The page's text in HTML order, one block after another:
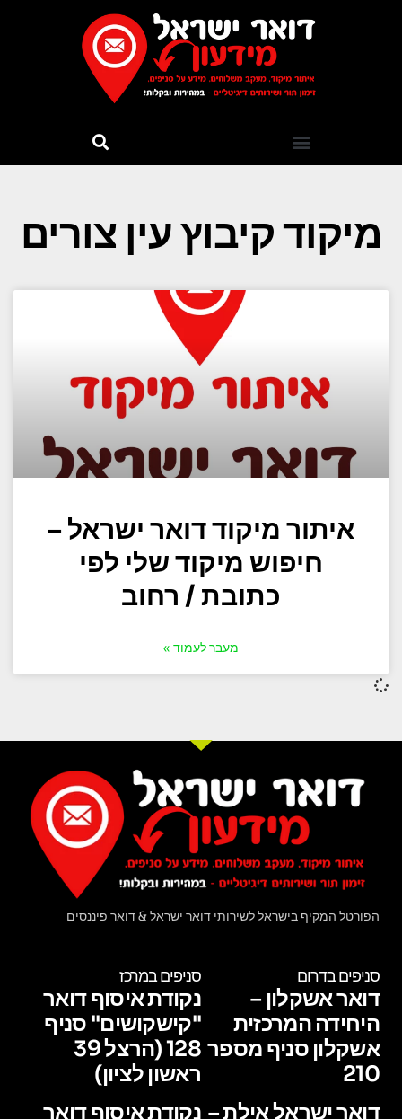
מיקוד קיבוץ עין צורים
איתור מיקוד דואר ישראל –
חיפוש מיקוד שלי לפי
כתובת / רחוב
מעבר לעמוד »
הפורטל המקיף בישראל לשירותי דואר ישראל & דואר פיננסים
סניפים בדרום
דואר אשקלון –
היחידה המרכזית
אשקלון סניף מספר
210
דואר ישראל אילת –
סניפים במרכז
נקודת איסוף דואר
"קישקושים" סניף
128 (הרצל 39
ראשון לציון)
נקודת איסוף דואר